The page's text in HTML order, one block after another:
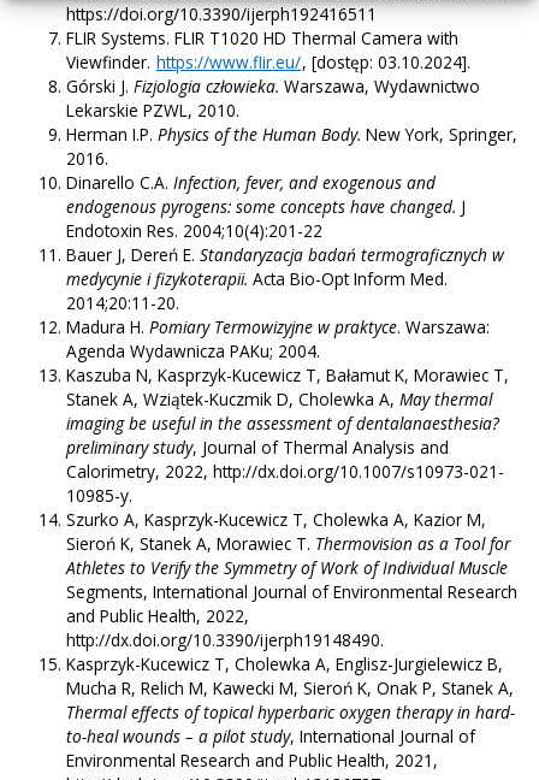
https://doi.org/10.3390/ijerph192416511
FLIR Systems. FLIR T1020 HD Thermal Camera with
Viewfinder. https://www.flir.eu/, [dostęp: 03.10.2024].
Górski J. Fizjologia człowieka. Warszawa, Wydawnictwo
Lekarskie PZWL, 2010.
Herman I.P. Physics of the Human Body. New York, Springer,
2016.
Dinarello C.A. Infection, fever, and exogenous and
endogenous pyrogens: some concepts have changed. J
Endotoxin Res. 2004;10(4):201-22
Bauer J, Dereń E. Standaryzacja badań termograficznych w
medycynie i fizykoterapii. Acta Bio-Opt Inform Med.
2014;20:11-20.
Madura H. Pomiary Termowizyjne w praktyce. Warszawa:
Agenda Wydawnicza PAKu; 2004.
Kaszuba N, Kasprzyk-Kucewicz T, Bałamut K, Morawiec T,
Stanek A, Wziątek-Kuczmik D, Cholewka A, May thermal
imaging be useful in the assessment of dentalanaesthesia?
preliminary study, Journal of Thermal Analysis and
Calorimetry, 2022, http://dx.doi.org/10.1007/s10973-021-
10985-y.
Szurko A, Kasprzyk-Kucewicz T, Cholewka A, Kazior M,
Sieroń K, Stanek A, Morawiec T. Thermovision as a Tool for
Athletes to Verify the Symmetry of Work of Individual Muscle
Segments, International Journal of Environmental Research
and Public Health, 2022,
http://dx.doi.org/10.3390/ijerph19148490.
Kasprzyk-Kucewicz T, Cholewka A, Englisz-Jurgielewicz B,
Mucha R, Relich M, Kawecki M, Sieroń K, Onak P, Stanek A,
Thermal effects of topical hyperbaric oxygen therapy in hard-
to-heal wounds – a pilot study, International Journal of
Environmental Research and Public Health, 2021,